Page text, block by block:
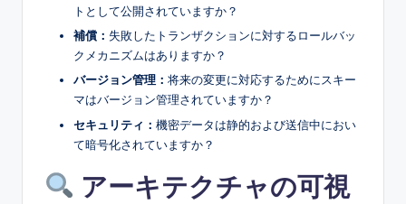
トとして公開されていますか？
補償： 失敗したトランザクションに対するロールバッ
クメカニズムはありますか？
バージョン管理： 将来の変更に対応するためにスキー
マはバージョン管理されていますか？
セキュリティ： 機密データは静的および送信中におい
て暗号化されていますか？
アーキテクチャの可視